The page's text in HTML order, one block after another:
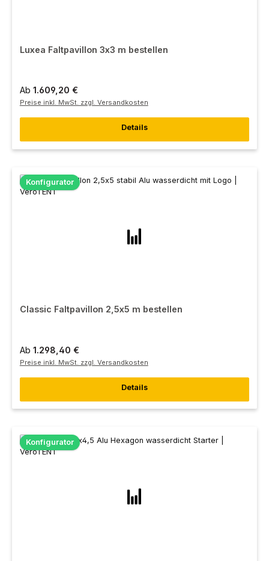
Luxea Faltpavillon 3x3 m bestellen
Ab 1.609,20 €
Preise inkl. MwSt. zzgl. Versandkosten
Details
Konfigurator
Classic Faltpavillon 2,5x5 m bestellen
Ab 1.298,40 €
Preise inkl. MwSt. zzgl. Versandkosten
Details
Konfigurator